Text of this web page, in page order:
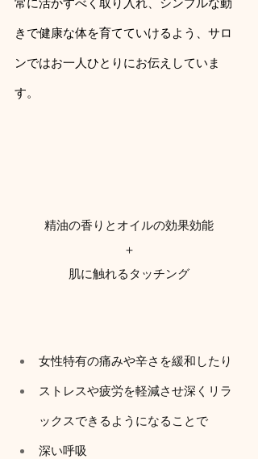
きで健康な体を育てていけるよう、サロ
ンではお一人ひとりにお伝えしていま
す。
精油の香りとオイルの効果効能
＋
肌に触れるタッチング
女性特有の痛みや辛さを緩和したり
ストレスや疲労を軽減させ深くリラ
ックスできるようになることで
深い呼吸